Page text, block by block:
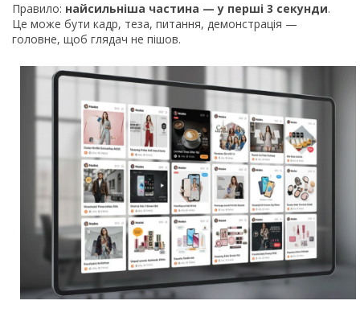
Правило: найсильніша частина — у перші 3 секунди.
Це може бути кадр, теза, питання, демонстрація —
головне, щоб глядач не пішов.